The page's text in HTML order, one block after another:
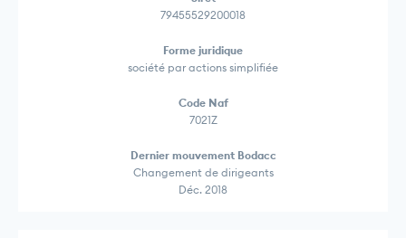
79455529200018
Forme juridique
société par actions simplifiée
Code Naf
7021Z
Dernier mouvement Bodacc
Changement de dirigeants
Déc. 2018